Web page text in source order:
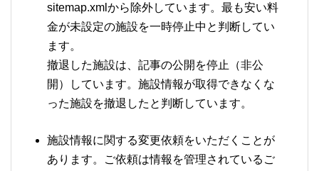
sitemap.xmlから除外しています。最も安い料
金が未設定の施設を一時停止中と判断してい
ます。
撤退した施設は、記事の公開を停止（非公
開）しています。施設情報が取得できなくな
った施設を撤退したと判断しています。
施設情報に関する変更依頼をいただくことが
あります。ご依頼は情報を管理されているご